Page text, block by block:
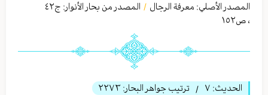
المصدر الأصلي: معرفة الرجال / المصدر من بحار الأنوار: ج٤٢
، ص١٥٢
الحديث: ٧ / ترتيب جواهر البحار: ٢٢٧٣